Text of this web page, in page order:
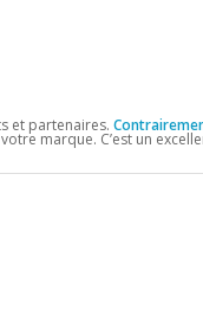
et partenaires.
marque. C’est un